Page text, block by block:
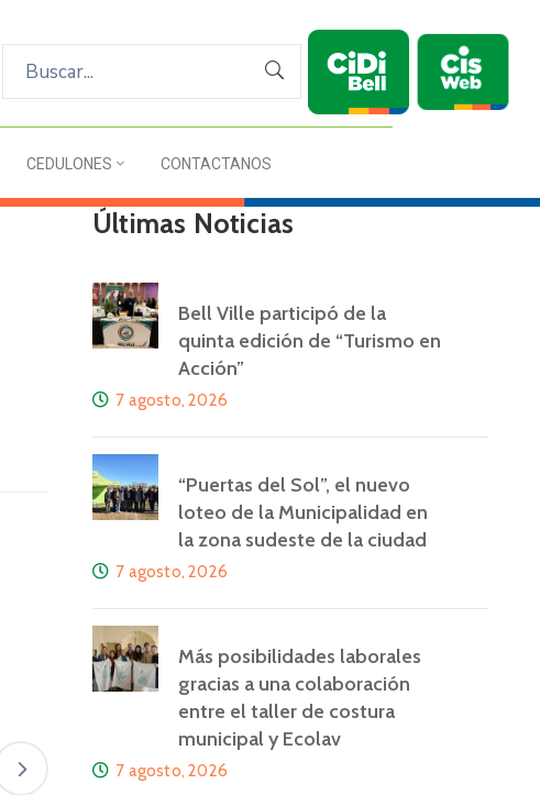
CEDULONES CONTACTANOS
Últimas Noticias
Bell Ville participó de la
quinta edición de “Turismo en
Acción”
7 agosto, 2026
“Puertas del Sol”, el nuevo
loteo de la Municipalidad en
la zona sudeste de la ciudad
7 agosto, 2026
Más posibilidades laborales
gracias a una colaboración
entre el taller de costura
municipal y Ecolav
7 agosto, 2026